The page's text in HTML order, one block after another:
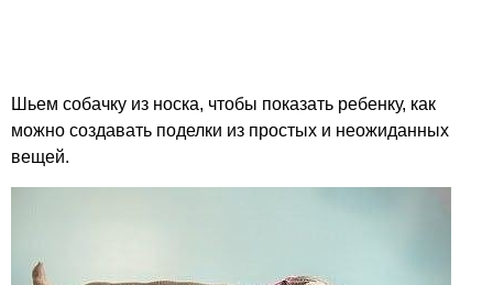
Шьем собачку из носка, чтобы показать ребенку, как
можно создавать поделки из простых и неожиданных
вещей.